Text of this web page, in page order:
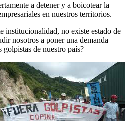
a detener y a boicotear la
en nuestros territorios.
institucionalidad, no existe estado de
nosotros a poner una demanda
golpistas de nuestro país?